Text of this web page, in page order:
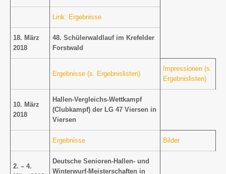
Link: Ergebnisse
18. März
2018
48. Schülerwaldlauf im Krefelder
Forstwald
Ergebnisse (s. Ergebnislisten)
Impressionen (s.
Ergebnislisten)
10. März
2018
Hallen-Vergleichs-Wettkampf
(Clubkampf) der LG 47 Viersen in
Viersen
Ergebnisse Bilder
2. – 4.
Deutsche Senioren-Hallen- und
Winterwurf-Meisterschaften in